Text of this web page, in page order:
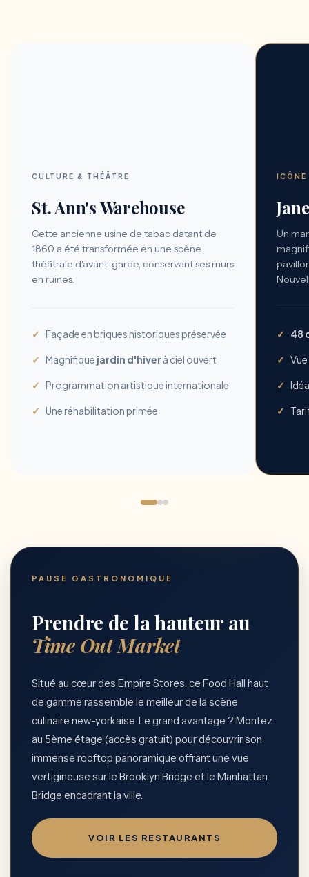
CULTURE & THÉÂTRE
St. Ann's Warehouse
Cette ancienne usine de tabac datant de
1860 a été transformée en une scène
théâtrale d'avant-garde, conservant ses murs
en ruines.
Façade en briques historiques préservée
Magnifique jardin d'hiver à ciel ouvert
Programmation artistique internationale
Une réhabilitation primée
ICÔNE
Un
48
PAUSE GASTRONOMIQUE
Prendre de la hauteur au
Time Out Market
Situé au cœur des Empire Stores, ce Food Hall haut
de gamme rassemble le meilleur de la scène
culinaire new-yorkaise. Le grand avantage ? Montez
au 5ème étage (accès gratuit) pour découvrir son
immense rooftop panoramique offrant une vue
vertigineuse sur le Brooklyn Bridge et le Manhattan
Bridge encadrant la ville.
VOIR LES RESTAURANTS